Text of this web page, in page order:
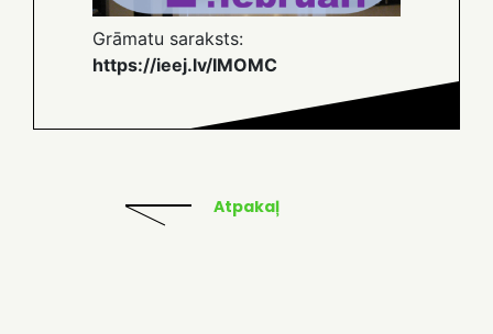
Grāmatu saraksts:
https://ieej.lv/IMOMC
Atpakaļ